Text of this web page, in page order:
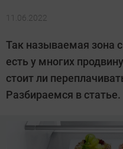
11.06.2022
Автор:
Дмитриева
Так называемая зона
есть у многих
стоит ли
Разбираемся в статье.